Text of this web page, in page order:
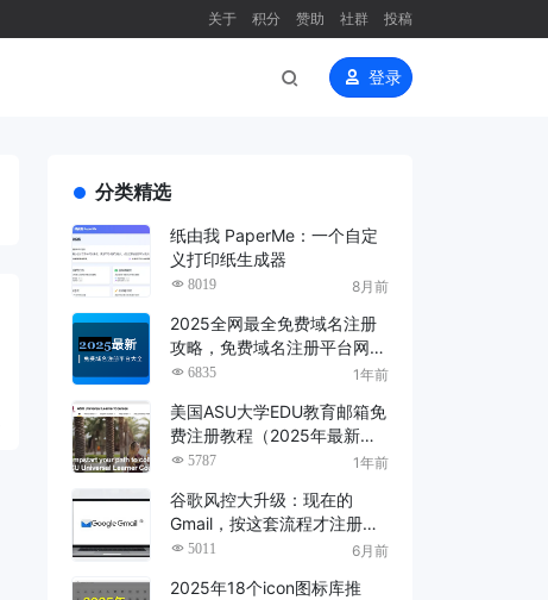
关于 积分 赞助 社群 投稿
登录
分类精选
纸由我 PaperMe：一个自定
义打印纸生成器
8019 8月前
2025全网最全免费域名注册
攻略，免费域名注册平台网站
大全（长期更新，建议收藏）
6835 1年前
美国ASU大学EDU教育邮箱免
费注册教程（2025年最新
版）5787 1年前
谷歌风控大升级：现在的
Gmail，按这套流程才注册得
了（2026 亲测）
5011 6月前
2025年18个icon图标库推